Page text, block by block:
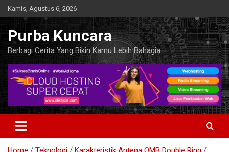
Skip
to
content
Kamis, Agustus 6, 2026
Purba Kuncara
Berbagi Cerita Yang Bikin Kamu Lebih Bahagia